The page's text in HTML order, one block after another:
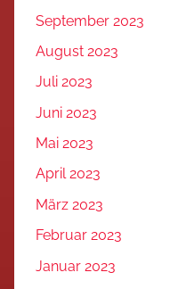
September 2023
August 2023
Juli 2023
Juni 2023
Mai 2023
April 2023
März 2023
Februar 2023
Januar 2023